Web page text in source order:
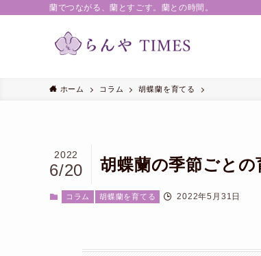
蘭でつながる、蘭とすごす。蘭との時間。
ホーム コラム 胡蝶蘭を育てる
胡蝶蘭の季節ごと
2022
6/20
コラム 胡蝶蘭を育てる 2022年5月31日